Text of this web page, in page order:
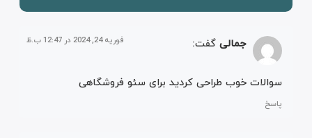
جمالی گفت: فوریه 24, 2024 در 12:47 ب.ظ
سوالات خوب طراحی کردید برای سئو فروشگاهی
پاسخ